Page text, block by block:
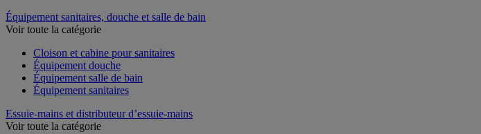
Équipement sanitaires, douche et salle de bain
Voir toute la catégorie
Cloison et cabine pour sanitaires
Équipement douche
Équipement salle de bain
Équipement sanitaires
Essuie-mains et distributeur d’essuie-mains
Voir toute la catégorie